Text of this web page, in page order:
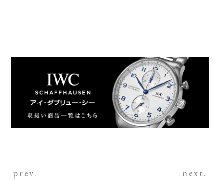
prev. next.